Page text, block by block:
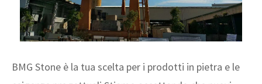
BMG Stone è la tua scelta per i prodotti in pietra e le